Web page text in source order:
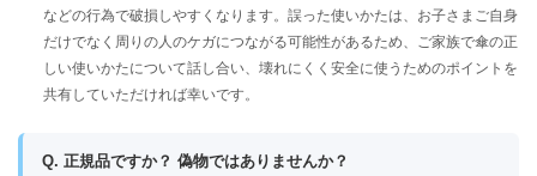
などの行為で破損しやすくなります。誤った使いかたは、お子さまご自身
だけでなく周りの人のケガにつながる可能性があるため、ご家族で傘の正
しい使いかたについて話し合い、壊れにくく安全に使うためのポイントを
共有していただければ幸いです。
Q. 正規品ですか？ 偽物ではありませんか？